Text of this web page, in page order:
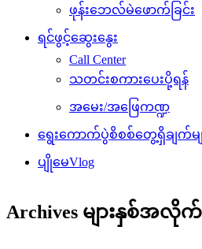
ဖုန်းဘေလ်မဲဖောက်ခြင်း
ရင်ဖွင့်ဆွေးနွေး
Call Center
သတင်းစကားပေးပို့ရန်
အမေး/အဖြေကဏ္ဍ
ရွေးကောက်ပွဲစိစစ်တွေ့ရှိချက်မျ
ပျိုမေVlog
Archives များနှစ်အလိုက်